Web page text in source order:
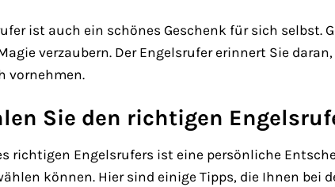
ist auch ein schönes Geschenk für sich selbst.
verzaubern. Der Engelsrufer erinnert Sie
vornehmen.
Sie den richtigen
richtigen Engelsrufers ist eine persönliche
können. Hier sind einige Tipps, die Ihnen bei